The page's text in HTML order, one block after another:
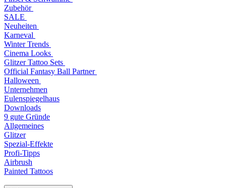
Zubehör
SALE
Neuheiten
Karneval
Winter Trends
Cinema Looks
Glitzer Tattoo Sets
Official Fantasy Ball Partner
Halloween
Unternehmen
Eulenspiegelhaus
Downloads
9 gute Gründe
Allgemeines
Glitzer
Spezial-Effekte
Profi-Tipps
Airbrush
Painted Tattoos